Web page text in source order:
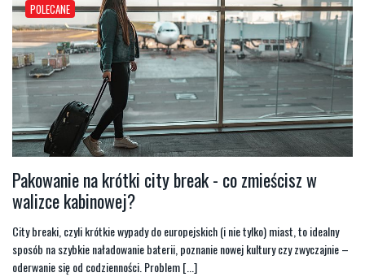
POLECANE
Pakowanie na krótki city break - co zmieścisz w
walizce kabinowej?
City breaki, czyli krótkie wypady do europejskich (i nie tylko) miast, to idealny
sposób na szybkie naładowanie baterii, poznanie nowej kultury czy zwyczajnie –
oderwanie się od codzienności. Problem [...]